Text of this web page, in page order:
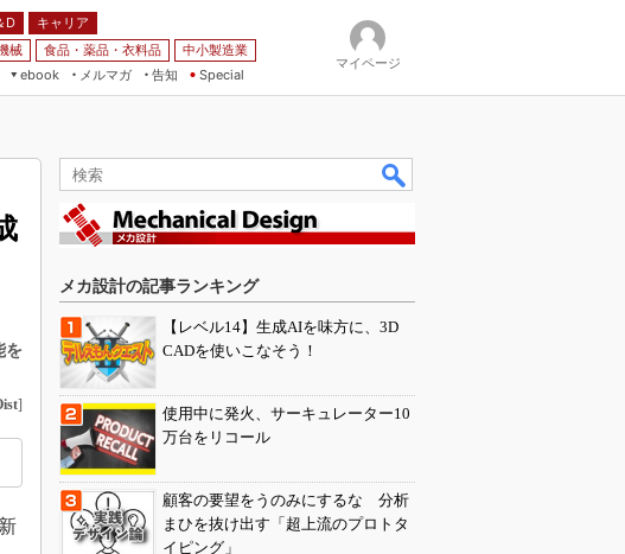
D
キャリア
械 食品・薬品・衣料品
中小製造業
ebook
メルマガ
告知 Special
マイページ
を
]
メカ設計の記事ランキング
【レベル14】生成AIを味方に、3D
CADを使いこなそう！
使用中に発火、サーキュレーター10
万台をリコール
顧客の要望をうのみにするな 分析
まひを抜け出す「超上流のプロトタ
イピング」